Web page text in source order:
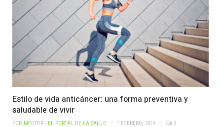
Estilo de vida anticáncer: una forma preventiva y
saludable de vivir
POR MEDITIP - EL PORTAL DE LA SALUD 1 FEBRERO, 2019 3